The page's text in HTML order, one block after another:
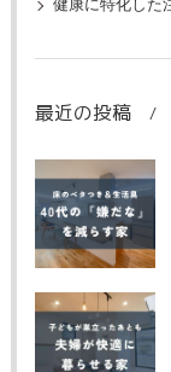
健康に特化した
最近の投稿